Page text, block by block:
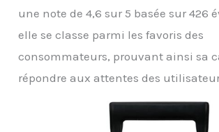
une note de 4,6 sur 5 basée sur 426
elle se classe parmi les favoris des
consommateurs, prouvant ainsi sa
répondre aux attentes des